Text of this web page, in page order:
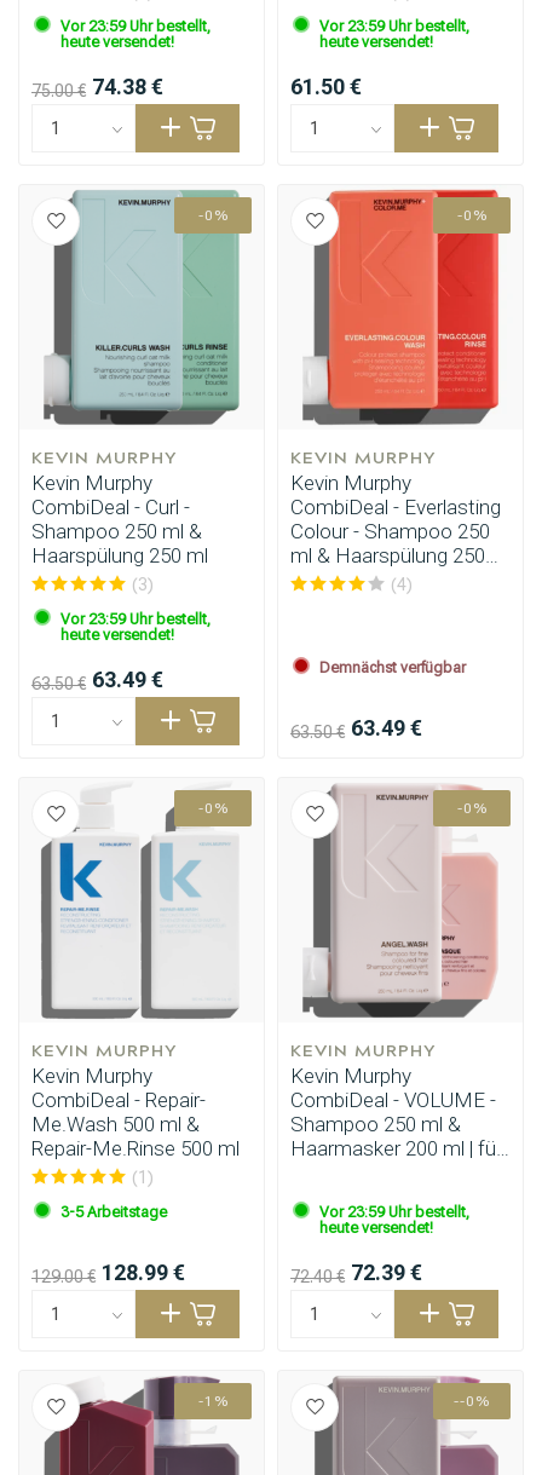
Vor 23:59 Uhr bestellt,
heute versendet!
75.00 € 74.38 €
Vor 23:59 Uhr bestellt,
heute versendet!
61.50 €
-0%
KEVIN MURPHY
Kevin Murphy
CombiDeal - Curl -
Shampoo 250 ml &
Haarspülung 250 ml
(3)
Vor 23:59 Uhr bestellt,
heute versendet!
63.50 € 63.49 €
-0%
KEVIN MURPHY
Kevin Murphy
CombiDeal - Everlasting
Colour - Shampoo 250
ml & Haarspülung 250
ml
(4)
Demnächst verfügbar
63.50 € 63.49 €
-0%
KEVIN MURPHY
Kevin Murphy
CombiDeal - Repair-
Me.Wash 500 ml &
Repair-Me.Rinse 500 ml
(1)
3-5 Arbeitstage
129.00 € 128.99 €
-0%
KEVIN MURPHY
Kevin Murphy
CombiDeal - VOLUME -
Shampoo 250 ml &
Haarmasker 200 ml | für
Vor 23:59 Uhr bestellt,
heute versendet!
72.40 € 72.39 €
-1% --0%